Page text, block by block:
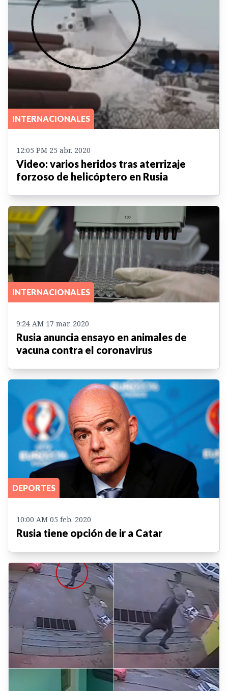
INTERNACIONALES
12:05 PM 25 abr. 2020
Video: varios heridos tras aterrizaje
forzoso de helicóptero en Rusia
INTERNACIONALES
9:24 AM 17 mar. 2020
Rusia anuncia ensayo en animales de
vacuna contra el coronavirus
DEPORTES
10:00 AM 05 feb. 2020
Rusia tiene opción de ir a Catar